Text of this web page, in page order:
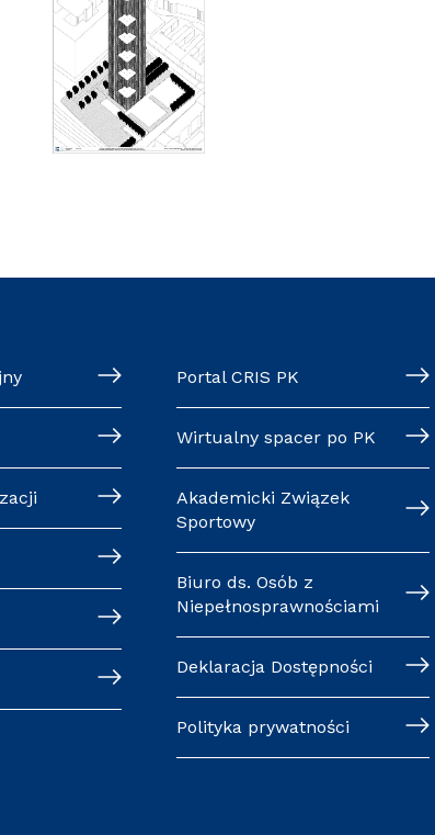
Portal CRIS PK
Wirtualny spacer po PK
Akademicki Związek
Sportowy
Biuro ds. Osób z
Niepełnosprawnościami
Deklaracja Dostępności
Polityka prywatności